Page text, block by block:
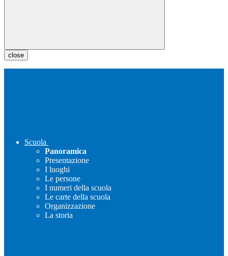
close
Scuola
Panoramica
Presentazione
I luoghi
Le persone
I numeri della scuola
Le carte della scuola
Organizzazione
La storia